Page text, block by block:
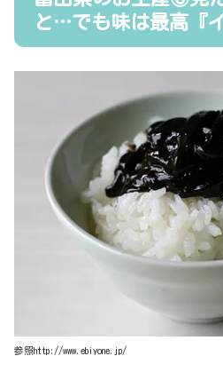
と…でも味は最高『
参照http://www.ebiyone.jp/